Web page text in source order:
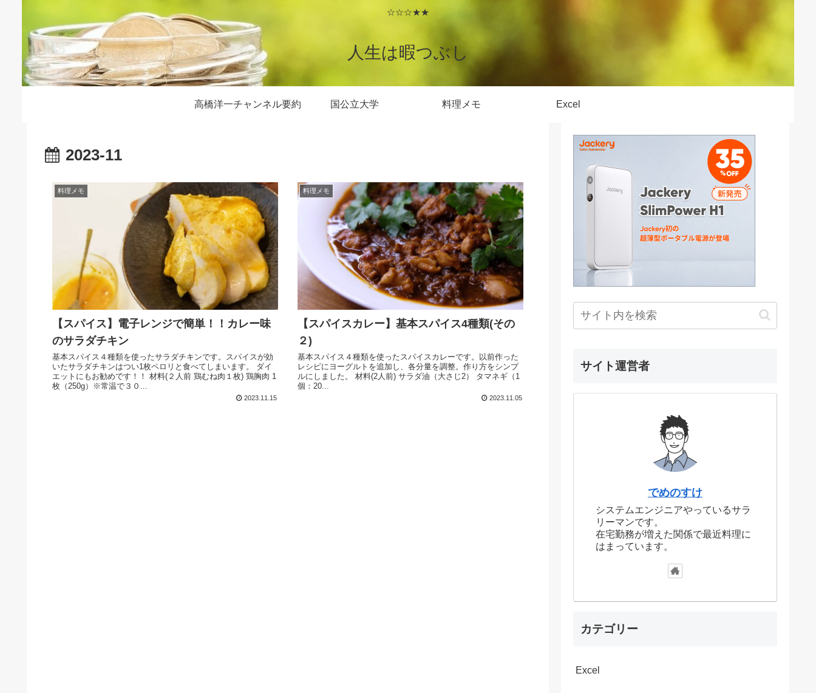
☆☆☆★★
人生は暇つぶし
高橋洋一チャンネル要約 国公立大学 料理メモ Excel
2023-11
料理メモ
【スパイス】電子レンジで簡単！！カレー味
のサラダチキン
基本スパイス４種類を使ったサラダチキンです。スパイスが効
いたサラダチキンはつい1枚ペロリと食べてしまいます。 ダイ
エットにもお勧めです！！ 材料(２人前 鶏むね肉１枚) 鶏胸肉 1
枚（250g）※常温で３０...
2023.11.15
料理メモ
【スパイスカレー】基本スパイス4種類(その
２)
基本スパイス４種類を使ったスパイスカレーです。以前作った
レシピにヨーグルトを追加し、各分量を調整。作り方をシンプ
ルにしました。 材料(2人前) サラダ油（大さじ2） タマネギ（1
個：20...
2023.11.05
サイト運営者
でめのすけ
システムエンジニアやっているサラ
リーマンです。
在宅勤務が増えた関係で最近料理に
はまっています。
カテゴリー
Excel